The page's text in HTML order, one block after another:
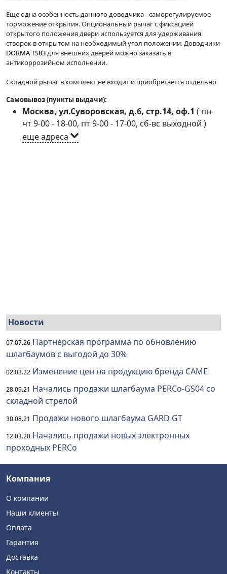
Еще одна особенность данного доводчика - саморегулируемое
торможение открытия. Опциональный рычаг с фиксацией
открытого положения двери используется для удерживания
створок в открытом на необходимый угол положении. Доводчики
DORMA TS83для внешних дверей можно заказать в
антикоррозийном исполнении.
Складной рычаг в комплект не входит и приобретается отдельно
Самовывоз (пункты выдачи):
Москва, ул.Суворовская, д.6, стр.14, оф.1 ( пн-
чт 9-00 - 18-00, пт 9-00 - 17-00, сб-вс выходной )
еще адреса
Новости
07.07.26 Партнерская программа по обновлению
шлагбаумов с выгодой до 30%
02.03.22 Изменение цен на продукцию бренда CAME
28.09.21 Начались продажи шлагбаума PERCo-GS04 со
складной стрелой
30.08.21 Продажи нового шлагбаума GARD GT
12.03.20 Начались продажи новых электронных
проходных PERCo
Компания
О компании
Наши клиенты
Оплата
Гарантия
Доставка
Контакты